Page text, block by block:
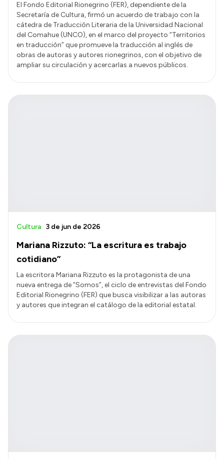
El Fondo Editorial Rionegrino (FER), dependiente de la
Secretaría de Cultura, firmó un acuerdo de trabajo con la
cátedra de Traducción Literaria de la Universidad Nacional
del Comahue (UNCO), en el marco del proyecto “Territorios
en traducción” que promueve la traducción al inglés de
obras de autoras y autores rionegrinos, con el objetivo de
ampliar su circulación y acercarlas a nuevos públicos.
Mariana Rizzuto: “La escritura es trabajo
cotidiano”
Cultura 3 de jun de 2026
La escritora Mariana Rizzuto es la protagonista de una
nueva entrega de “Somos”, el ciclo de entrevistas del Fondo
Editorial Rionegrino (FER) que busca visibilizar a las autoras
y autores que integran el catálogo de la editorial estatal.